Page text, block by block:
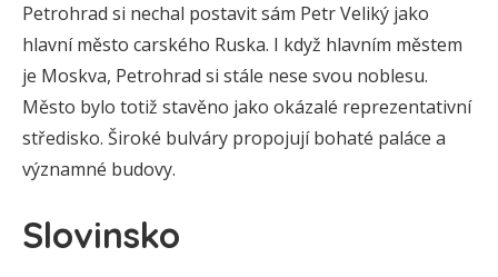
Petrohrad si nechal postavit sám Petr Veliký jako
hlavní město carského Ruska. I když hlavním městem
je Moskva, Petrohrad si stále nese svou noblesu.
Město bylo totiž stavěno jako okázalé reprezentativní
středisko. Široké bulváry propojují bohaté paláce a
významné budovy.
Slovinsko